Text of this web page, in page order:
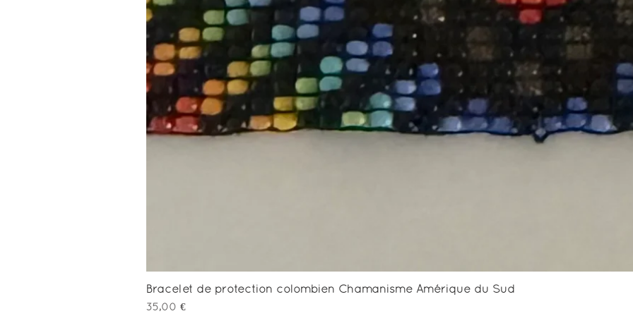
Aperçu rapide
Bracelet de protection colombien Chamanisme Amérique du Sud
Prix
35,00 €